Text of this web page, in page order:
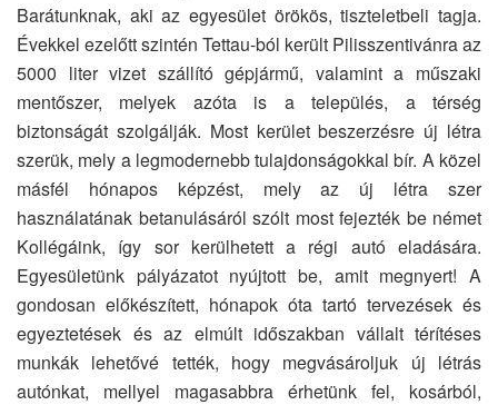
Barátunknak, aki az egyesület örökös, tiszteletbeli tagja.
Évekkel ezelőtt szintén Tettau-ból került Pilisszentivánra az
5000 liter vizet szállító gépjármű, valamint a műszaki
mentőszer, melyek azóta is a település, a térség
biztonságát szolgálják. Most kerület beszerzésre új létra
szerük, mely a legmodernebb tulajdonságokkal bír. A közel
másfél hónapos képzést, mely az új létra szer
használatának betanulásáról szólt most fejezték be német
Kollégáink, így sor kerülhetett a régi autó eladására.
Egyesületünk pályázatot nyújtott be, amit megnyert! A
gondosan előkészített, hónapok óta tartó tervezések és
egyeztetések és az elmúlt időszakban vállalt térítéses
munkák lehetővé tették, hogy megvásároljuk új létrás
autónkat, mellyel magasabbra érhetünk fel, kosárból,